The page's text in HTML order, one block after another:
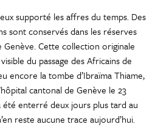
supporté les affres du temps. Des
sont conservés dans les réserves
Genève. Cette collection originale
du passage des Africains de
encore la tombe d’Ibraïma Thiame,
cantonal de Genève le 23
enterré deux jours plus tard au
reste aucune trace aujourd’hui.